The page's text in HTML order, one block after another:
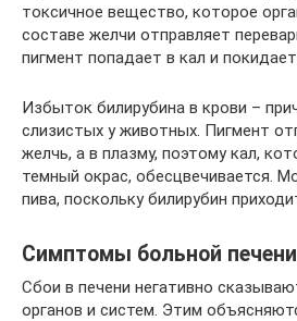
токсичное вещество, которое
составе желчи отправляет
пигмент попадает в кал и
Избыток билирубина в крови –
слизистых у животных. Пигмент
желчь, а в плазму, поэтому кал,
темный окрас, обесцвечивается.
пива, поскольку билирубин
Симптомы больной
Сбои в печени негативно
органов и систем. Этим